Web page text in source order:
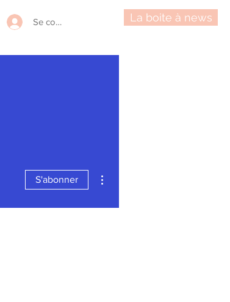
Se connecter La boite à news
S'abonner